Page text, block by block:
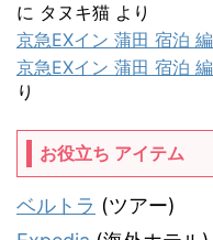
に タヌキ猫 より
京急EXイン 蒲田 宿泊 編
京急EXイン 蒲田 宿泊 編
り
お役立ち アイテム
ベルトラ (ツアー)